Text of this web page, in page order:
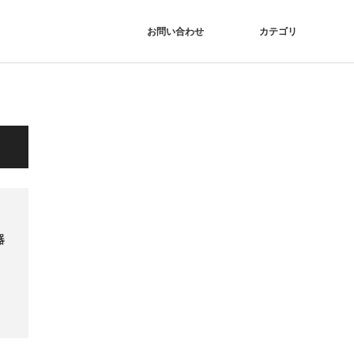
お問い合わせ カテゴリ